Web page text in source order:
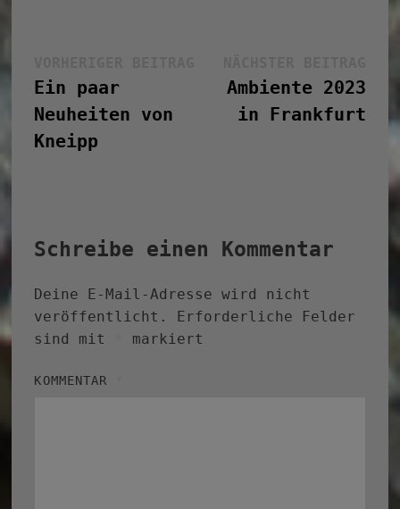
Beitrag:
Ein paar
Neuheiten von
Kneipp
Ambiente 2023
in Frankfurt
Schreibe einen Kommentar
Deine E-Mail-Adresse wird nicht
veröffentlicht.
Erforderliche Felder
sind mit
markiert
KOMMENTAR